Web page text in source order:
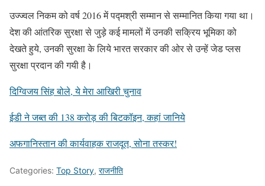
उज्ज्वल निकम को वर्ष 2016 में पद्मश्री सम्मान से सम्मानित किया गया था।
देश की आंतरिक सुरक्षा से जुड़े कई मामलों में उनकी सक्रिय भूमिका को
देखते हुये, उनकी सुरक्षा के लिये भारत सरकार की ओर से उन्हें जेड प्लस
सुरक्षा प्रदान की गयी है।
दिग्विजय सिंह बोले, ये मेरा आखिरी चुनाव
ईडी ने जब्त की 138 करोड़ की बिटकॉइन, कहां जानिये
अफगानिस्तान की कार्यवाहक राजदूत, सोना तस्कर!
Categories: Top Story, राजनीति